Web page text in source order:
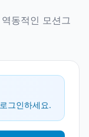
동적인 모션그
그인하세요.